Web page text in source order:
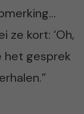
ze kort: ‘Oh,
het gesprek